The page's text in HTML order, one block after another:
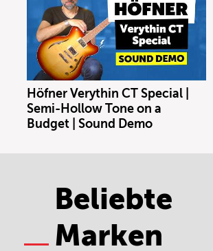
Höfner Verythin CT Special |
Semi-Hollow Tone on a
Budget | Sound Demo
Beliebte
Marken